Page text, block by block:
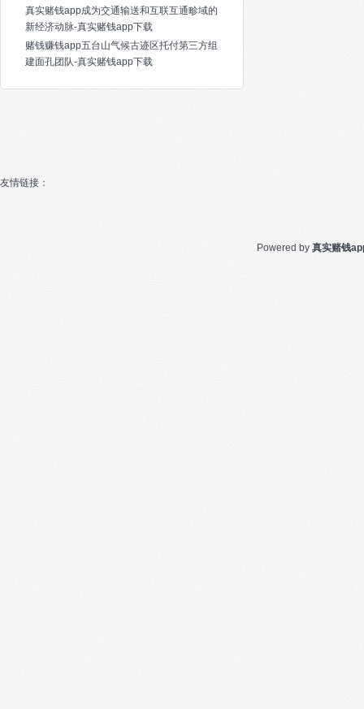
真实赌钱app成为交通输送和互联互通畛域的
新经济动脉-真实赌钱app下载
赌钱赚钱app五台山气候古迹区托付第三方组
建面孔团队-真实赌钱app下载
友情链接：
Powered by 真实赌钱